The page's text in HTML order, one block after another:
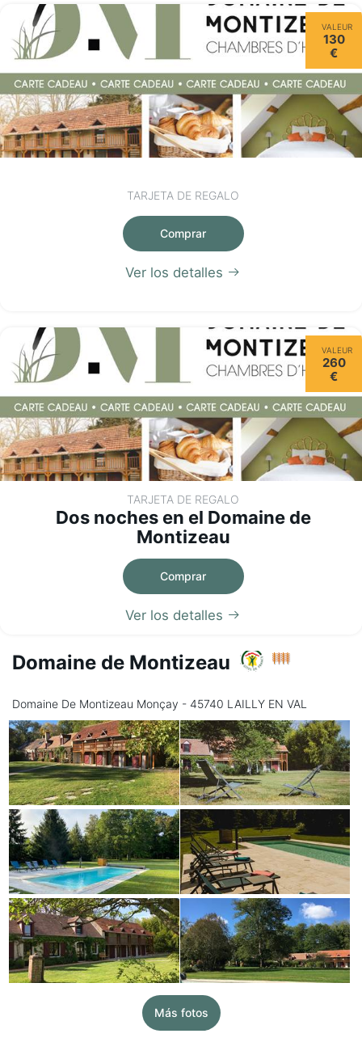
no disponible
VALEUR
130
€
TARJETA DE REGALO
Comprar
Ver los detalles
VALEUR
260
€
TARJETA DE REGALO
Dos noches en el Domaine de
Montizeau
Comprar
Ver los detalles
Domaine de Montizeau
Domaine De Montizeau Monçay - 45740 LAILLY EN VAL
Más fotos